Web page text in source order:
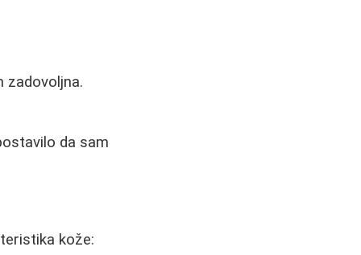
zadovoljna.
da sam
kože: